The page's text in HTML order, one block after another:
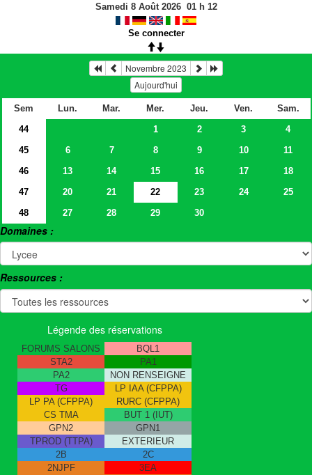
Samedi 8 Août 2026 01h 12
Se connecter
Novembre 2023
Aujourd'hui
Sem Lun. Mar. Mer. Jeu. Ven.
Sam.
44
1 2 3
4
45
6 7 8 9 10
11
46
13 14 15 16 17
18
47
20 21 22 23 24
25
48
27 28 29 30
Domaines :
Ressources :
Légende des réservations
FORUMS SALONS
BQL1
STA2
PA1
PA2
NON RENSEIGNE
TG
LP IAA (CFPPA)
LP PA (CFPPA)
RURC (CFPPA)
CS TMA
BUT 1 (IUT)
GPN2
GPN1
TPROD (TTPA)
EXTERIEUR
2B
2C
2NJPF
3EA